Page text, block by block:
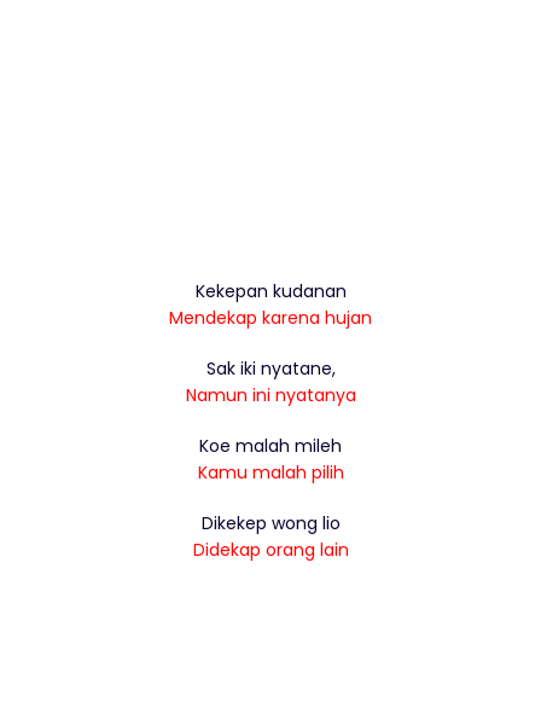
Kekepan kudanan
Mendekap karena hujan
Sak iki nyatane,
Namun ini nyatanya
Koe malah mileh
Kamu malah pilih
Dikekep wong lio
Didekap orang lain